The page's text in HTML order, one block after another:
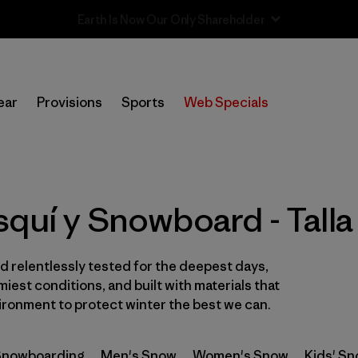
Provisions Sports Web Specials
Selecciona una tienda
Filtrar por
Size
Filtrar por
Fit 1
Filtrar por
Color
y Snowboard -
relentlessly tested for the deepest days,
conditions, and built with materials that
to protect winter the best we can.